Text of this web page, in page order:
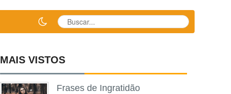
MAIS VISTOS
Frases de Ingratidão